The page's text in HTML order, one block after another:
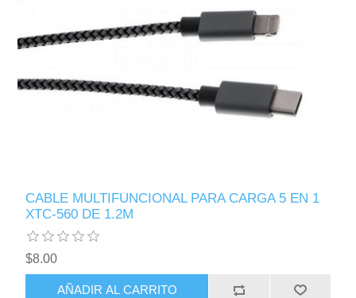
CABLE MULTIFUNCIONAL PARA CARGA 5 EN 1
XTC-560 DE 1.2M
$8.00
AÑADIR AL CARRITO